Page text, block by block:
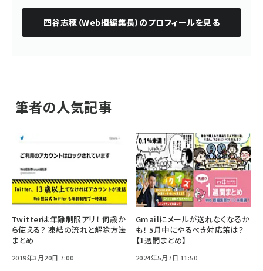
四谷志穂（Web担編集長） のプロフィールを見る
筆者の人気記事
Twitterは年齢制限アリ！ 何歳か
ら使える？ 凍結の流れと解除方法
まとめ
2019年3月20日 7:00
Gmailにメールが送れなくなるか
も！ 5月中にやるべき対応策は？
【1週間まとめ】
2024年5月7日 11:50